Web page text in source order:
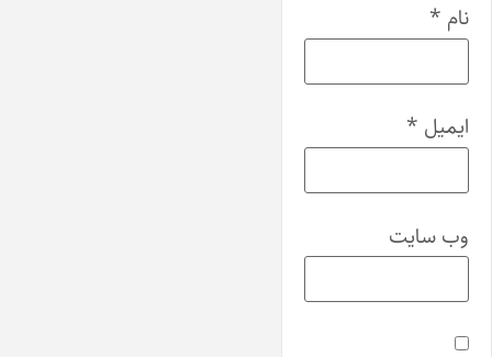
نام *
ایمیل *
وب‌ سایت